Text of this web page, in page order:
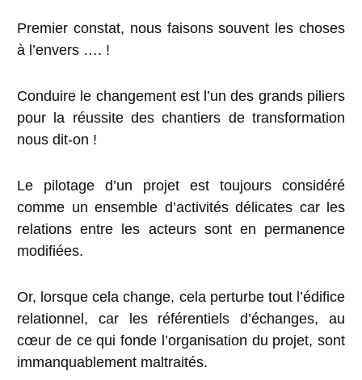
Premier constat, nous faisons souvent les choses
à l’envers …. !
Conduire le changement est l’un des grands piliers
pour la réussite des chantiers de transformation
nous dit-on !
Le pilotage d’un projet est toujours considéré
comme un ensemble d’activités délicates car les
relations entre les acteurs sont en permanence
modifiées.
Or, lorsque cela change, cela perturbe tout l’édifice
relationnel, car les référentiels d’échanges, au
cœur de ce qui fonde l’organisation du projet, sont
immanquablement maltraités.